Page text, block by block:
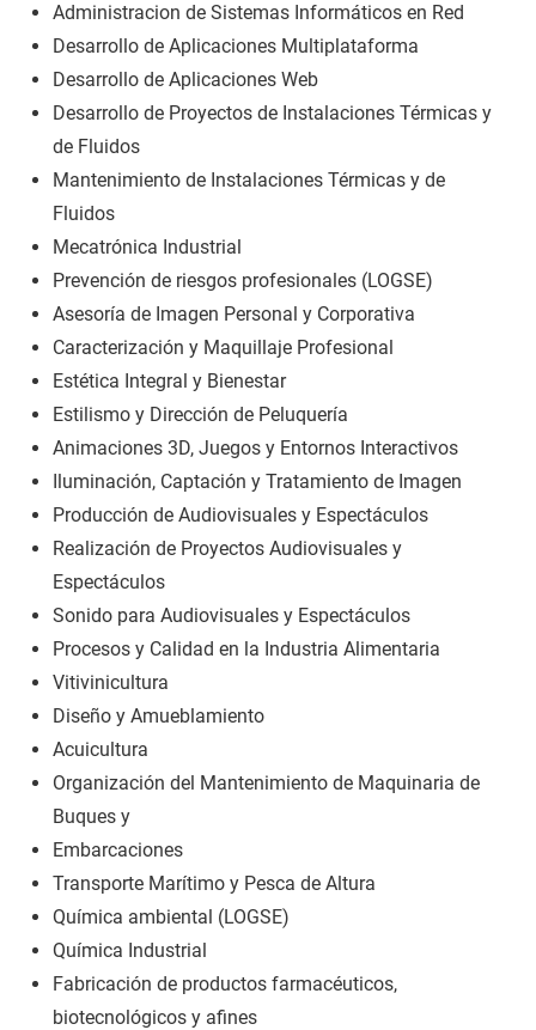
Administracion de Sistemas Informáticos en Red
Desarrollo de Aplicaciones Multiplataforma
Desarrollo de Aplicaciones Web
Desarrollo de Proyectos de Instalaciones Térmicas y
de Fluidos
Mantenimiento de Instalaciones Térmicas y de
Fluidos
Mecatrónica Industrial
Prevención de riesgos profesionales (LOGSE)
Asesoría de Imagen Personal y Corporativa
Caracterización y Maquillaje Profesional
Estética Integral y Bienestar
Estilismo y Dirección de Peluquería
Animaciones 3D, Juegos y Entornos Interactivos
Iluminación, Captación y Tratamiento de Imagen
Producción de Audiovisuales y Espectáculos
Realización de Proyectos Audiovisuales y
Espectáculos
Sonido para Audiovisuales y Espectáculos
Procesos y Calidad en la Industria Alimentaria
Vitivinicultura
Diseño y Amueblamiento
Acuicultura
Organización del Mantenimiento de Maquinaria de
Buques y
Embarcaciones
Transporte Marítimo y Pesca de Altura
Química ambiental (LOGSE)
Química Industrial
Fabricación de productos farmacéuticos,
biotecnológicos y afines